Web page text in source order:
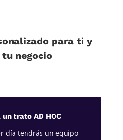
para ti y
negocio
un trato AD HOC
día tendrás un equipo